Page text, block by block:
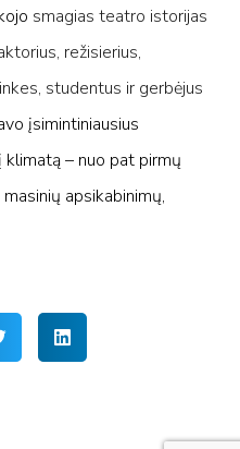
smagias teatro istorijas
režisierius,
studentus ir gerbėjus
įsimintiniausius
– nuo pat pirmų
apsikabinimų,